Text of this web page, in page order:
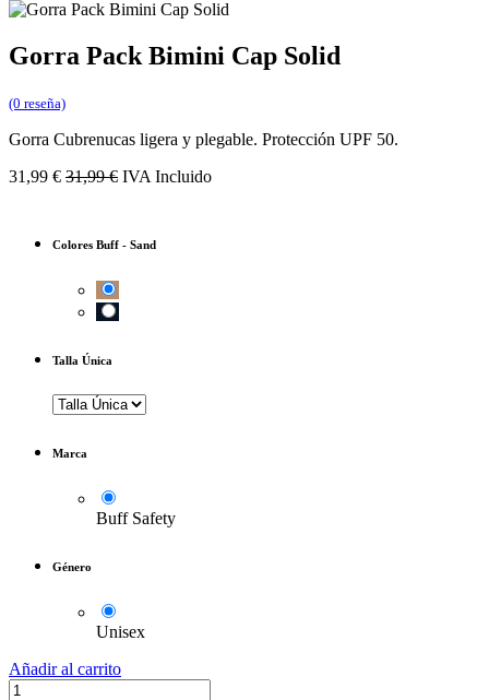
Gorra Pack Bimini Cap Solid
(0 reseña)
Gorra Cubrenucas ligera y plegable. Protección UPF 50.
31,99 € 31,99€ IVA Incluido
Colores Buff - Sand
Talla Única
Marca
Buff Safety
Género
Unisex
Añadir al carrito